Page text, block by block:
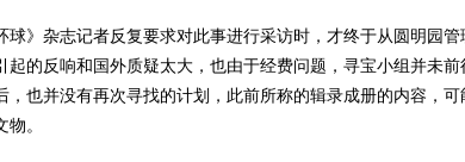
》杂志记者反复要求对此事进行采访时，才终于从圆明园管
起的反响和国外质疑太大，也由于经费问题，寻宝小组并未
，也并没有再次寻找的计划，此前所称的辑录成册的内容，
。